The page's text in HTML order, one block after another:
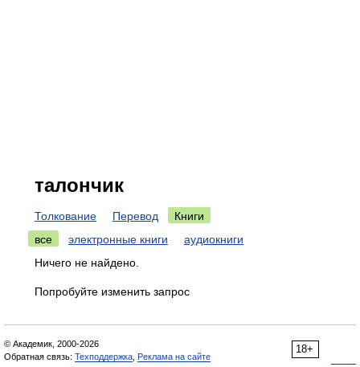
талончик
Толкование Перевод
Книги
все
электронные книги
аудиокниги
Ничего не найдено.
Попробуйте изменить запрос
18+
© Академик, 2000-2026
Обратная связь: Техподдержка Реклама на сайте